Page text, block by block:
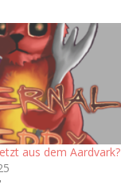
aus dem Aardvark?